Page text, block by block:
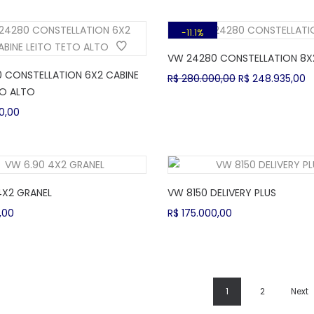
6X2 CABINE
ALTO
11.1%
VW 24280 CONSTELLATION
R$280.000,00 O
R$ 248.935,00O
GRANEL
VW 8150 DELIVERY PLUS
R$ 175.000,00
1 2 Next